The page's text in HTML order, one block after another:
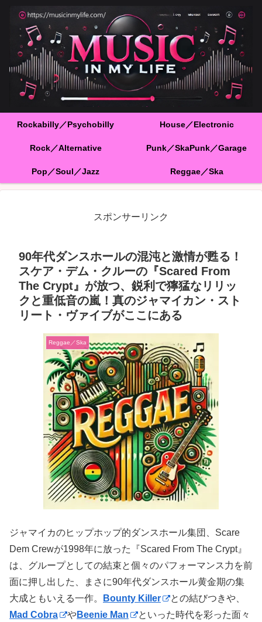
Rockabilly／Psychobilly House／Electronic
Rock／Alternative Punk／SkaPunk／Garage
Pop／Soul／Jazz Reggae／Ska
スポンサーリンク
90年代ダンスホールの混沌と激情が甦る！
スケア・デム・クルーの『Scared From
The Crypt』が放つ、鋭利で獰猛なリリッ
クと重低音の嵐！真のジャマイカン・スト
リート・ヴァイブがここにある
Reggae／Ska
ジャマイカのヒップホップ的ダンスホール集団、Scare
Dem Crewが1998年に放った『Scared From The Crypt』
は、グループとしての結束と個々のパフォーマンス力を前
面に押し出した、まさに90年代ダンスホール黄金期の集
大成ともいえる一作。
Bounty Killer
との結びつきや、
Mad Cobra
やBeenie Man
といった時代を彩った面々